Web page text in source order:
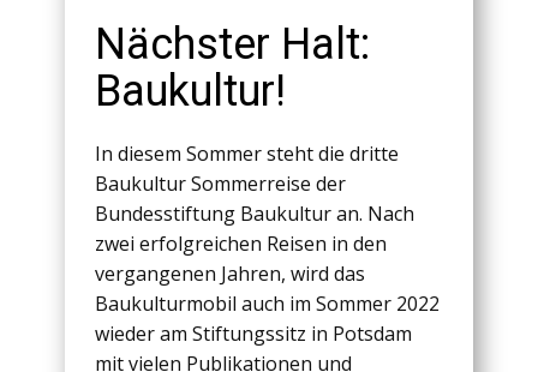
Nächster Halt:
Baukultur!
In diesem Sommer steht die dritte
Baukultur Sommerreise der
Bundesstiftung Baukultur an. Nach
zwei erfolgreichen Reisen in den
vergangenen Jahren, wird das
Baukulturmobil auch im Sommer 2022
wieder am Stiftungssitz in Potsdam
mit vielen Publikationen und